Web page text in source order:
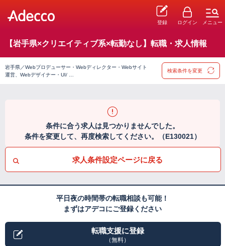
登録 ログイン メニュー
【岩手県×クリエイティブ系×転勤なし】転職・求人情報
岩手県／Webプロデューサー・Webディレクター・Webサイト
運営、Webデザイナー・UI/ …
検索条件を変更
条件に合う求人は見つかりませんでした。
条件を変更して、再度検索してください。（E130021）
求人条件設定ページに戻る
平日夜の時間帯の転職相談も可能！
まずはアデコにご登録ください
転職支援に登録
（無料）